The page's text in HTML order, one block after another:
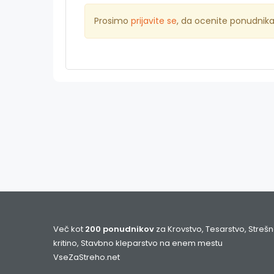
Prosimo prijavite se, da ocenite ponudnika
Več kot 200 ponudnikov za Krovstvo, Tesarstvo,
kritino, Stavbno kleparstvo na enem mestu
VseZaStreho.net